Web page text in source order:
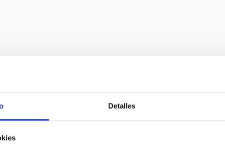
Detalles